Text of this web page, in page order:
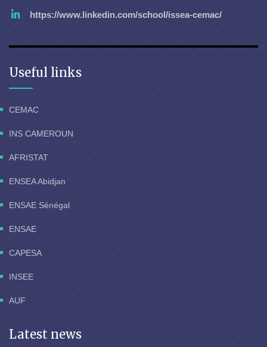
https://www.linkedin.com/school/issea-cemac/
Useful links
CEMAC
INS CAMEROUN
AFRISTAT
ENSEA Abidjan
ENSAE Sénégal
ENSAE
CAPESA
INSEE
AUF
Latest news